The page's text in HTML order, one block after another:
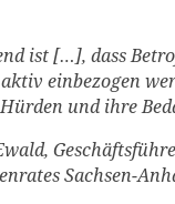
ist […], dass
einbezogen
und ihre
Sachsen-